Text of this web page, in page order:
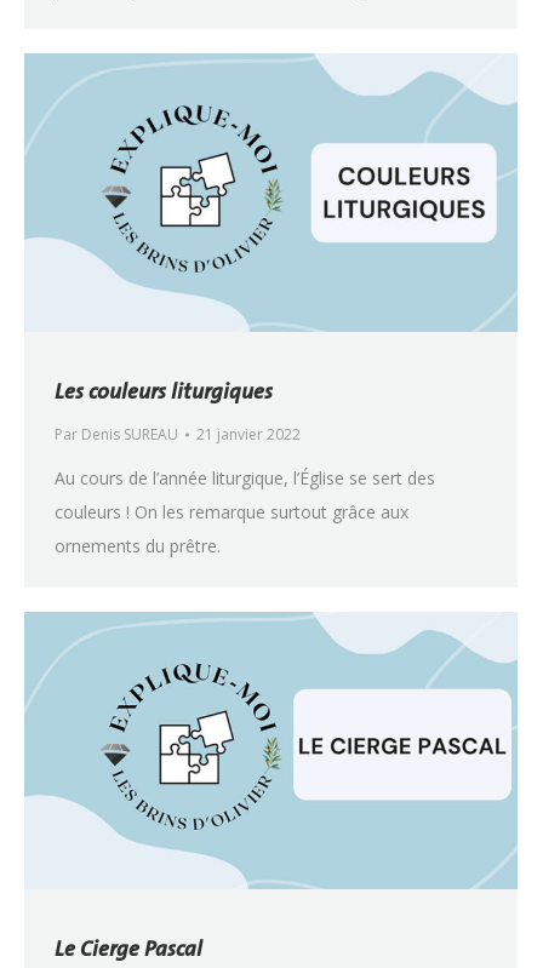
Les couleurs liturgiques
Par Denis SUREAU 21 janvier 2022
Au cours de l’année liturgique, l’Église se sert des
couleurs ! On les remarque surtout grâce aux
ornements du prêtre.
Le Cierge Pascal